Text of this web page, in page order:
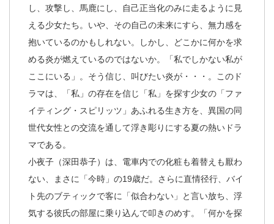
し、攻撃し、馬鹿にし、自己正当化のみに走るように見
える少女たち。いや、その自己の未来にすら、無力感を
抱いているのかもしれない。しかし、どこかに何かを求
める炎が燃えているのではないか。「私でしかない私が
ここにいる」。そう信じ、叫びたい炎が・・・。このド
ラマは、「私」の存在を信じ「私」を探す少女の「ファ
イティング・スピリッツ」あふれる生き方を、異国の同
世代女性との交流を通して浮き彫りにする夏の熱いドラ
マである。
小夜子（深田恭子）は、電車内での化粧も着替えも厭わ
ない、まさに「今時」の19歳だ。さらに直情径行、バイ
ト先のブティックで客に「似合わない」と言い放ち、浮
気する彼氏の部屋に乗り込んで叩きのめす。「何かを探